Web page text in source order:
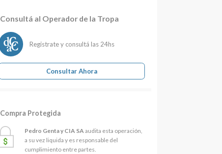
Consultá al Operador de la Tropa
Registrate y consultá las 24hs
Consultar Ahora
Compra Protegida
Pedro Genta y CIA SAaudita esta operación,
a su vez liquida y es responsable del
cumplimiento entre partes.